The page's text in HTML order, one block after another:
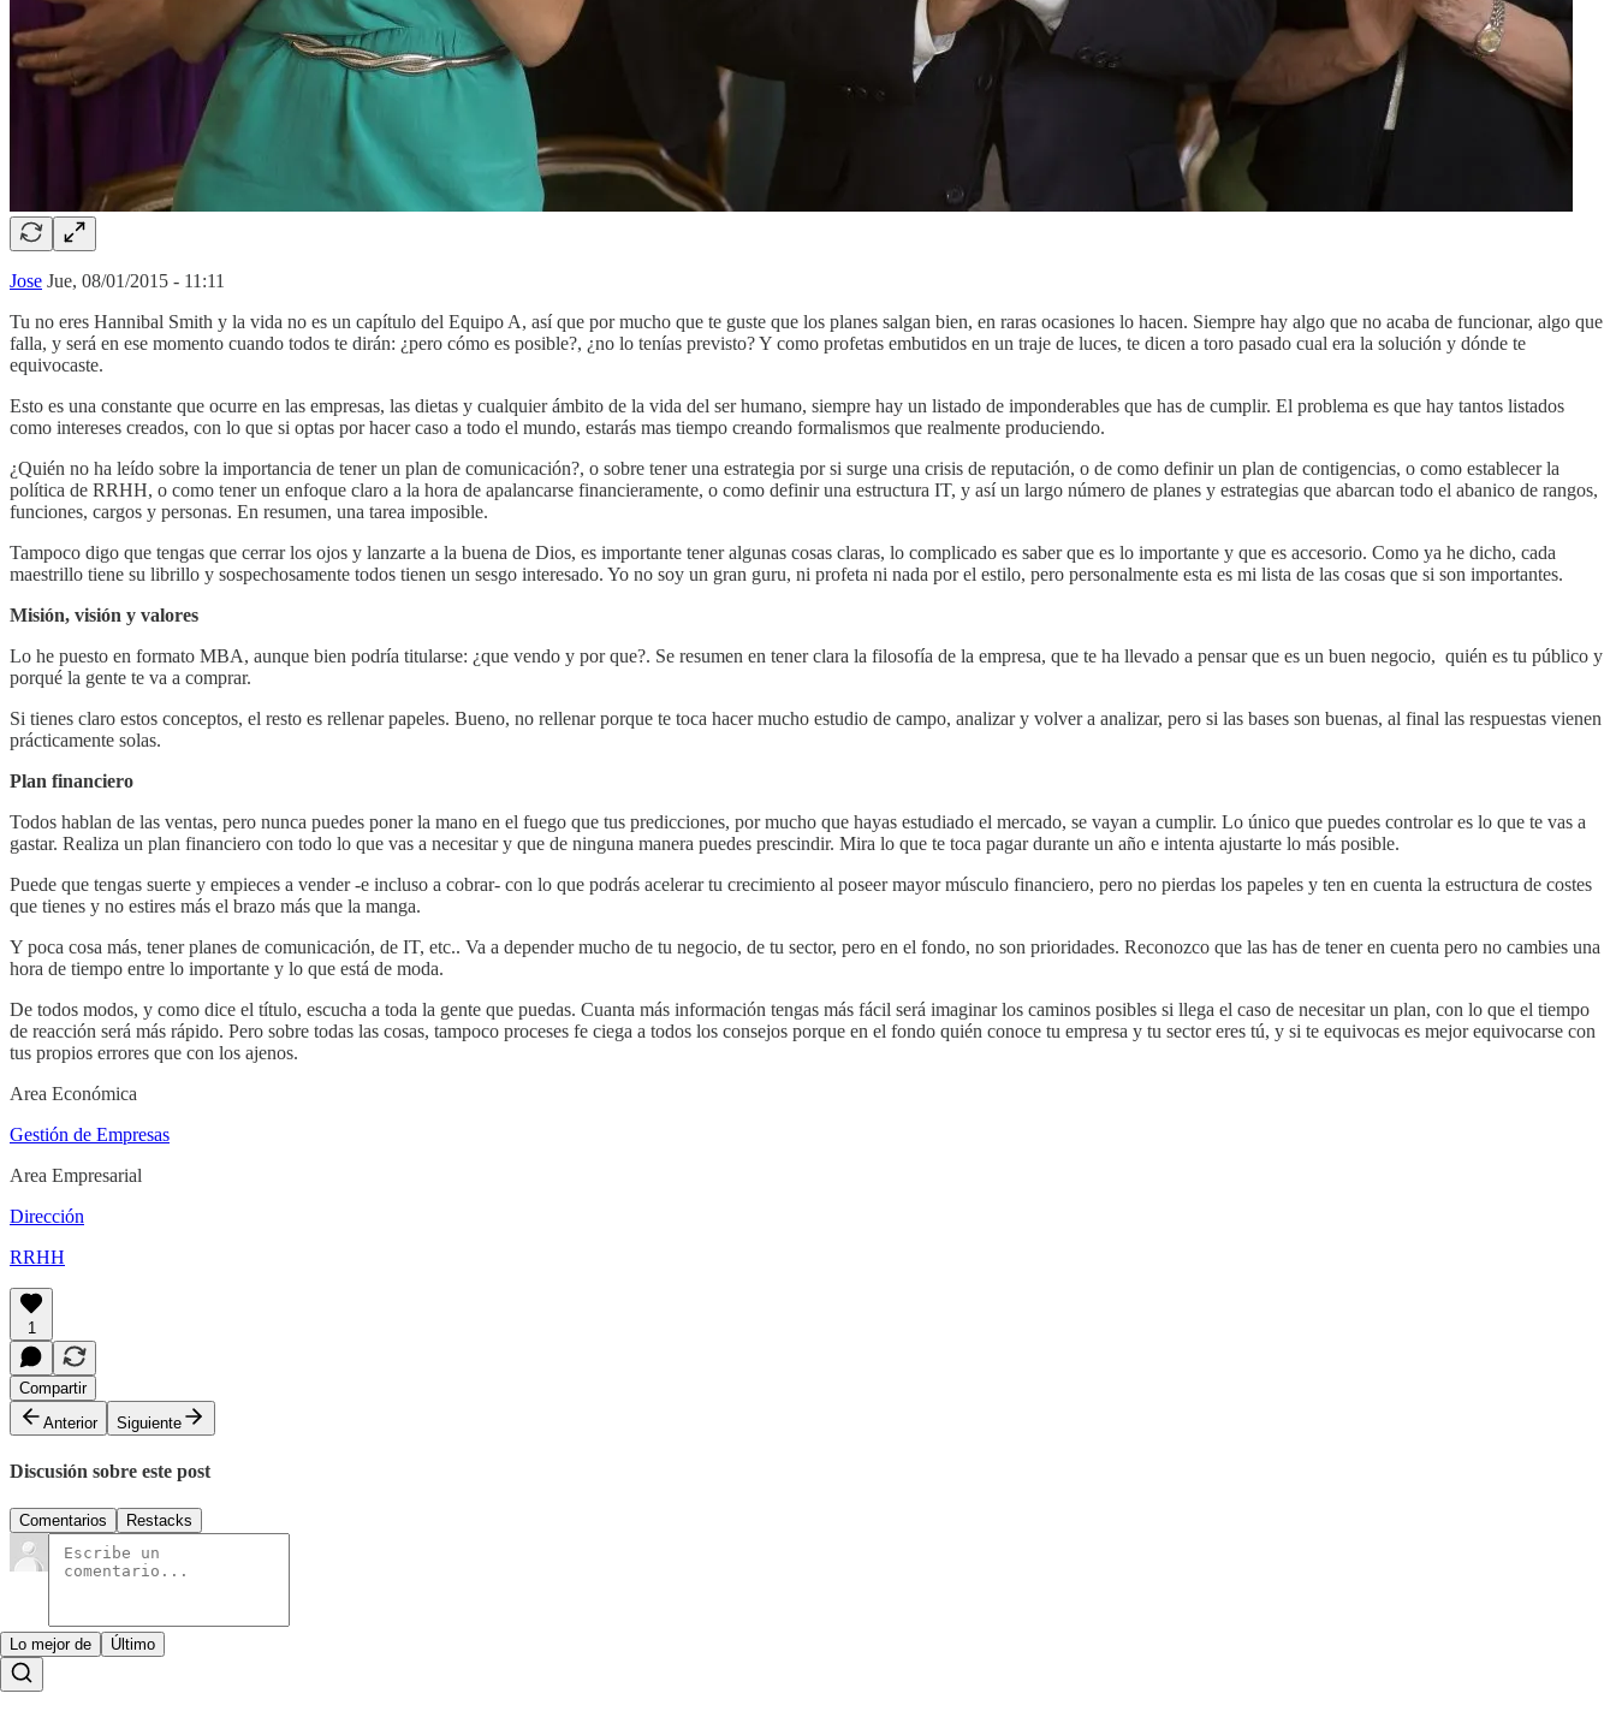
Jose Jue, 08/01/2015 - 11:11
Tu no eres Hannibal Smith y la vida no es un capítulo del Equipo A, así que por mucho que te guste que los planes salgan bien, en raras ocasiones lo hacen. Siempre hay algo que no acaba de funcionar, algo que
falla, y será en ese momento cuando todos te dirán: ¿pero cómo es posible?, ¿no lo tenías previsto? Y como profetas embutidos en un traje de luces, te dicen a toro pasado cual era la solución y dónde te
equivocaste.
Esto es una constante que ocurre en las empresas, las dietas y cualquier ámbito de la vida del ser humano, siempre hay un listado de imponderables que has de cumplir. El problema es que hay tantos listados
como intereses creados, con lo que si optas por hacer caso a todo el mundo, estarás mas tiempo creando formalismos que realmente produciendo.
¿Quién no ha leído sobre la importancia de tener un plan de comunicación?, o sobre tener una estrategia por si surge una crisis de reputación, o de como definir un plan de contigencias, o como establecer la
política de RRHH, o como tener un enfoque claro a la hora de apalancarse financieramente, o como definir una estructura IT, y así un largo número de planes y estrategias que abarcan todo el abanico de rangos,
funciones, cargos y personas. En resumen, una tarea imposible.
Tampoco digo que tengas que cerrar los ojos y lanzarte a la buena de Dios, es importante tener algunas cosas claras, lo complicado es saber que es lo importante y que es accesorio. Como ya he dicho, cada
maestrillo tiene su librillo y sospechosamente todos tienen un sesgo interesado. Yo no soy un gran guru, ni profeta ni nada por el estilo, pero personalmente esta es mi lista de las cosas que si son importantes.
Misión, visión y valores
Lo he puesto en formato MBA, aunque bien podría titularse: ¿que vendo y por que?. Se resumen en tener clara la filosofía de la empresa, que te ha llevado a pensar que es un buen negocio, quién es tu público y
porqué la gente te va a comprar.
Si tienes claro estos conceptos, el resto es rellenar papeles. Bueno, no rellenar porque te toca hacer mucho estudio de campo, analizar y volver a analizar, pero si las bases son buenas, al final las respuestas vienen
prácticamente solas.
Plan financiero
Todos hablan de las ventas, pero nunca puedes poner la mano en el fuego que tus predicciones, por mucho que hayas estudiado el mercado, se vayan a cumplir. Lo único que puedes controlar es lo que te vas a
gastar. Realiza un plan financiero con todo lo que vas a necesitar y que de ninguna manera puedes prescindir. Mira lo que te toca pagar durante un año e intenta ajustarte lo más posible.
Puede que tengas suerte y empieces a vender -e incluso a cobrar- con lo que podrás acelerar tu crecimiento al poseer mayor músculo financiero, pero no pierdas los papeles y ten en cuenta la estructura de costes
que tienes y no estires más el brazo más que la manga.
Y poca cosa más, tener planes de comunicación, de IT, etc.. Va a depender mucho de tu negocio, de tu sector, pero en el fondo, no son prioridades. Reconozco que las has de tener en cuenta pero no cambies una
hora de tiempo entre lo importante y lo que está de moda.
De todos modos, y como dice el título, escucha a toda la gente que puedas. Cuanta más información tengas más fácil será imaginar los caminos posibles si llega el caso de necesitar un plan, con lo que el tiempo
de reacción será más rápido. Pero sobre todas las cosas, tampoco proceses fe ciega a todos los consejos porque en el fondo quién conoce tu empresa y tu sector eres tú, y si te equivocas es mejor equivocarse con
tus propios errores que con los ajenos.
Area Económica
Gestión de Empresas
Area Empresarial
Dirección
RRHH
1
Compartir
Anterior
Siguiente
Discusión sobre este post
Comentarios Restacks
Lo mejor de Último